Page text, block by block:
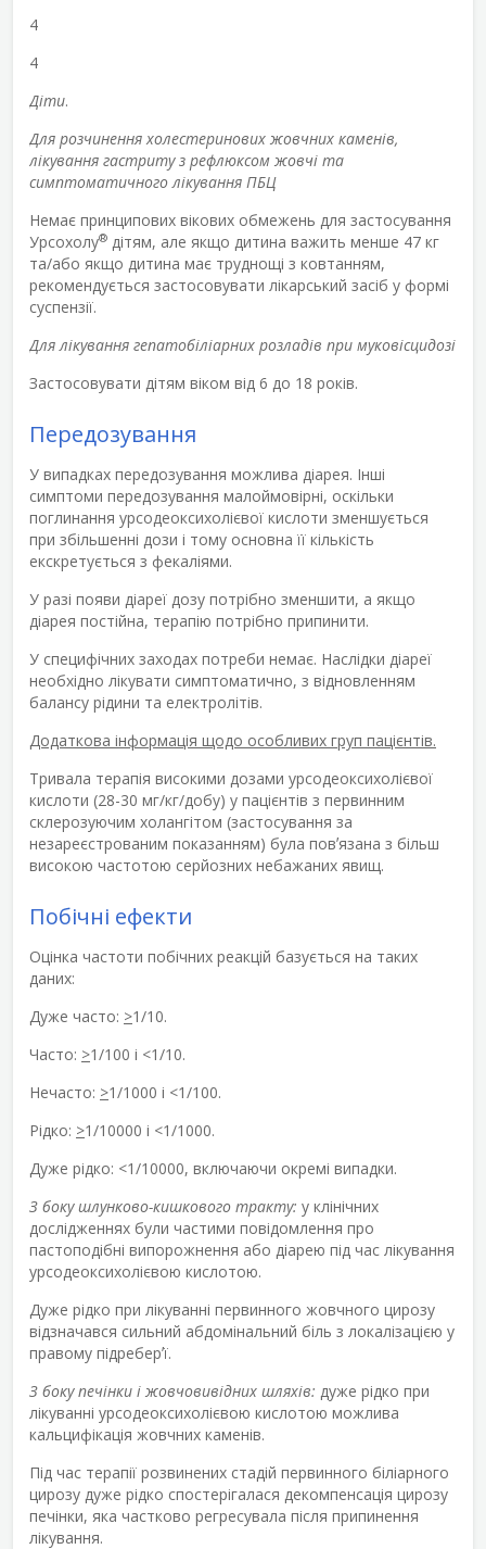
4
4
Діти.
Для розчинення холестеринових жовчних каменів,
лікування гастриту з рефлюксом жовчі та
симптоматичного лікування ПБЦ
Немає принципових вікових обмежень для застосування
Урсохолу® дітям, але якщо дитина важить менше 47 кг
та/або якщо дитина має труднощі з ковтанням,
рекомендується застосовувати лікарський засіб у формі
суспензії.
Для лікування гепатобіліарних розладів при муковісцидозі
Застосовувати дітям віком від 6 до 18 років.
Передозування
У випадках передозування можлива діарея. Інші
симптоми передозування малоймовірні, оскільки
поглинання урсодеоксихолієвої кислоти зменшується
при збільшенні дози і тому основна її кількість
екскретується з фекаліями.
У разі появи діареї дозу потрібно зменшити, а якщо
діарея постійна, терапію потрібно припинити.
У специфічних заходах потреби немає. Наслідки діареї
необхідно лікувати симптоматично, з відновленням
балансу рідини та електролітів.
Додаткова інформація щодо особливих груп пацієнтів.
Тривала терапія високими дозами урсодеоксихолієвої
кислоти (28-30 мг/кг/добу) у пацієнтів з первинним
склерозуючим холангітом (застосування за
незареєстрованим показанням) була повʼязана з більш
високою частотою серйозних небажаних явищ.
Побічні ефекти
Оцінка частоти побічних реакцій базується на таких
даних:
Дуже часто: >1/10.
Часто: >1/100 і <1/10.
Нечасто: >1/1000 і <1/100.
Рідко: >1/10000 і <1/1000.
Дуже рідко: <1/10000, включаючи окремі випадки.
З боку шлунково-кишкового тракту: у клінічних
дослідженнях були частими повідомлення про
пастоподібні випорожнення або діарею під час лікування
урсодеоксихолієвою кислотою.
Дуже рідко при лікуванні первинного жовчного цирозу
відзначався сильний абдомінальний біль з локалізацією у
правому підреберʼї.
З боку печінки і жовчовивідних шляхів: дуже рідко при
лікуванні урсодеоксихолієвою кислотою можлива
кальцифікація жовчних каменів.
Під час терапії розвинених стадій первинного біліарного
цирозу дуже рідко спостерігалася декомпенсація цирозу
печінки, яка частково регресувала після припинення
лікування.